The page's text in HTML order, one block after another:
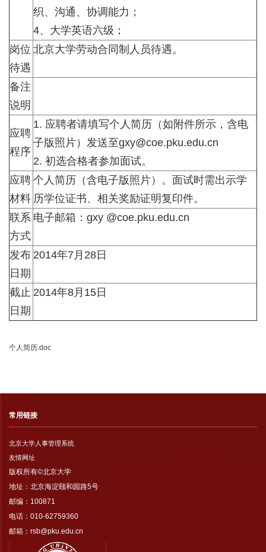
织、沟通、协调能力；
4、大学英语六级；
岗位
待遇
北京大学劳动合同制人员待遇。
备注
说明
应聘
程序
1. 应聘者请填写个人简历（如附件所示，含电
子版照片）发送至gxy@coe.pku.edu.cn
2. 初选合格者参加面试。
应聘
材料
个人简历（含电子版照片）。面试时需出示学
历学位证书、相关奖励证明复印件。
联系
方式
电子邮箱：gxy @coe.pku.edu.cn
发布
日期
2014年7月28日
截止
日期
2014年8月15日
个人简历.doc
常用链接
北京大学人事管理系统
友情网址
版权所有©北京大学
地址：北京海淀颐和园路5号
邮编：100871
电话：010-62759360
邮箱：rsb@pku.edu.cn